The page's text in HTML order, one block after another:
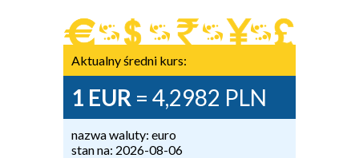
Aktualny średni kurs:
1 EUR = 4,2982 PLN
nazwa waluty: euro
stan na: 2026-08-06